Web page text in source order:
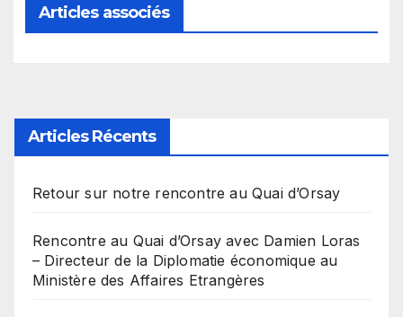
Articles associés
Articles Récents
Retour sur notre rencontre au Quai d’Orsay
Rencontre au Quai d’Orsay avec Damien Loras
– Directeur de la Diplomatie économique au
Ministère des Affaires Etrangères